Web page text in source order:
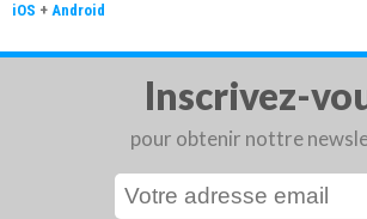
iOS + Android
Inscrivez-
pour obtenir nottre